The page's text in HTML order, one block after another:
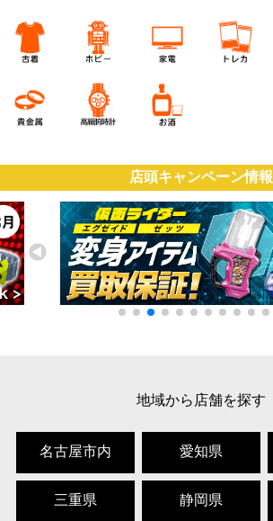
店頭キャンペーン情報
地域から店舗を探す
名古屋市内 愛知県
三重県 静岡県